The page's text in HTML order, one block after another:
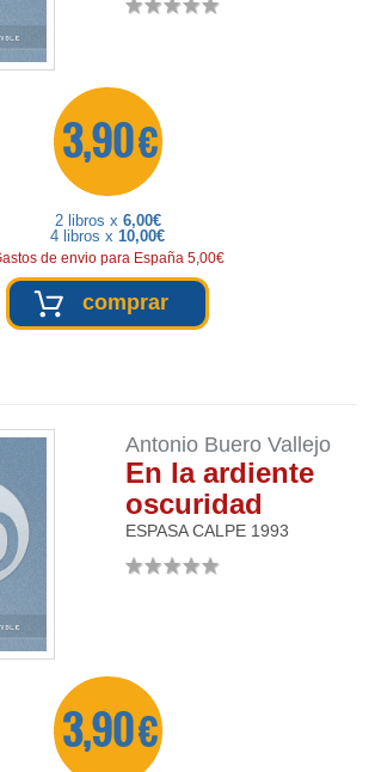
3,90 €
2 libros x 6,00€
4 libros x 10,00€
de envio para España 5,00€
comprar
Antonio Buero Vallejo
En la ardiente
oscuridad
ESPASA CALPE 1993
3,90 €